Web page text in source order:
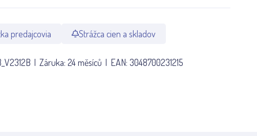
predajcovia Strážca cien a skladov
Záruka: 24 měsíců EAN: 3048700231215